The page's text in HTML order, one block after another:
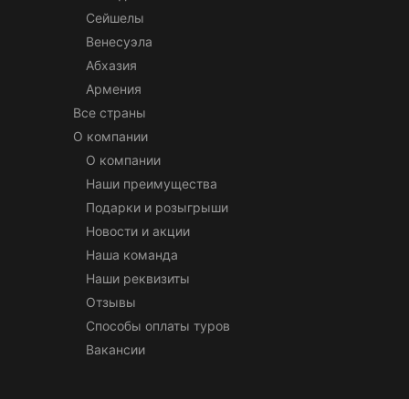
Сейшелы
Венесуэла
Абхазия
Армения
Все страны
О компании
О компании
Наши преимущества
Подарки и розыгрыши
Новости и акции
Наша команда
Наши реквизиты
Отзывы
Способы оплаты туров
Вакансии